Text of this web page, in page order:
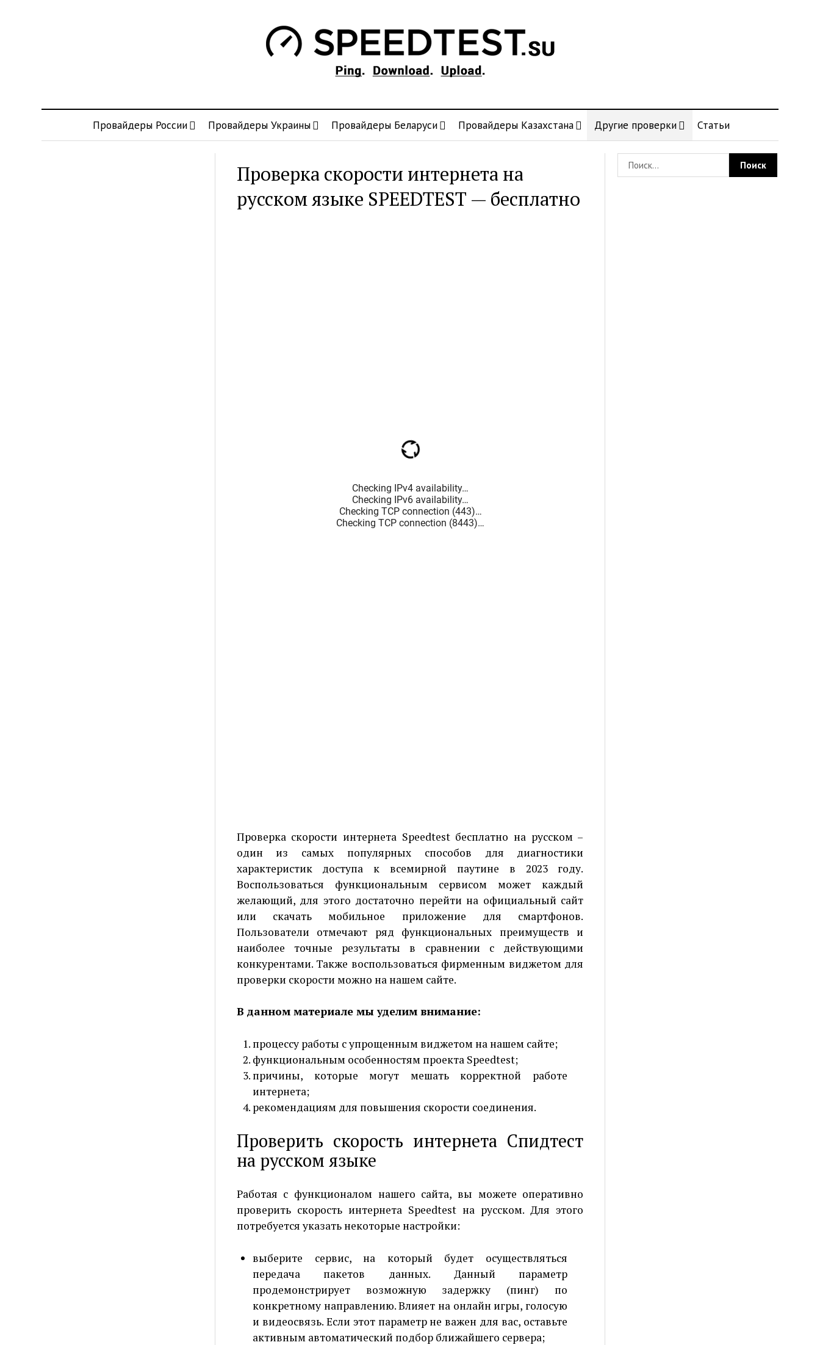
Провайдеры России Провайдеры Украины Провайдеры Беларуси Провайдеры Казахстана Другие проверки Статьи
Проверка скорости интернета на
русском языке SPEEDTEST — бесплатно
Проверка скорости интернета Speedtest бесплатно на русском –
один из самых популярных способов для диагностики
характеристик доступа к всемирной паутине в 2023 году.
Воспользоваться функциональным сервисом может каждый
желающий, для этого достаточно перейти на официальный сайт
или скачать мобильное приложение для смартфонов.
Пользователи отмечают ряд функциональных преимуществ и
наиболее точные результаты в сравнении с действующими
конкурентами. Также воспользоваться фирменным виджетом для
проверки скорости можно на нашем сайте.
В данном материале мы уделим внимание:
процессу работы с упрощенным виджетом на нашем сайте;
функциональным особенностям проекта Speedtest;
причины, которые могут мешать корректной работе
интернета;
рекомендациям для повышения скорости соединения.
Проверить скорость интернета Спидтест
на русском языке
Работая с функционалом нашего сайта, вы можете оперативно
проверить скорость интернета Speedtest на русском. Для этого
потребуется указать некоторые настройки:
выберите сервис, на который будет осуществляться
передача пакетов данных. Данный параметр
продемонстрирует возможную задержку (пинг) по
конкретному направлению. Влияет на онлайн игры, голосую
и видеосвязь. Если этот параметр не важен для вас, оставьте
активным автоматический подбор ближайшего сервера;